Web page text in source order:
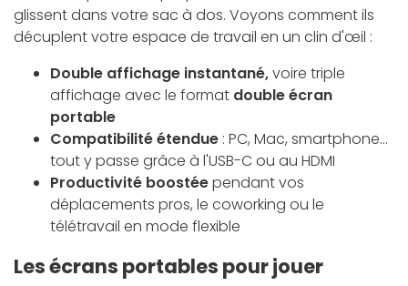
glissent dans votre sac à dos. Voyons comment ils
décuplent votre espace de travail en un clin d'œil :
Double affichage instantané,voire triple
affichage avec le format double écran
portable
Compatibilité étendue : PC, Mac, smartphone...
tout y passe grâce à l'USB-C ou au HDMI
Productivité boostéependant vos
déplacements pros, le coworking ou le
télétravail en mode flexible
Les écrans portables pour jouer